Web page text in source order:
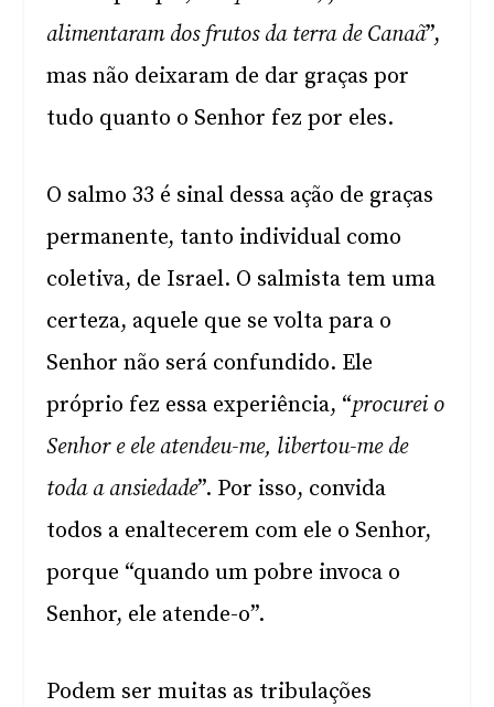
alimentaram dos frutos da terra de Canaã”,
mas não deixaram de dar graças por
tudo quanto o Senhor fez por eles.
O salmo 33 é sinal dessa ação de graças
permanente, tanto individual como
coletiva, de Israel. O salmista tem uma
certeza, aquele que se volta para o
Senhor não será confundido. Ele
próprio fez essa experiência, “procurei o
Senhor e ele atendeu-me, libertou-me de
toda a ansiedade”. Por isso, convida
todos a enaltecerem com ele o Senhor,
porque “quando um pobre invoca o
Senhor, ele atende-o”.
Podem ser muitas as tribulações